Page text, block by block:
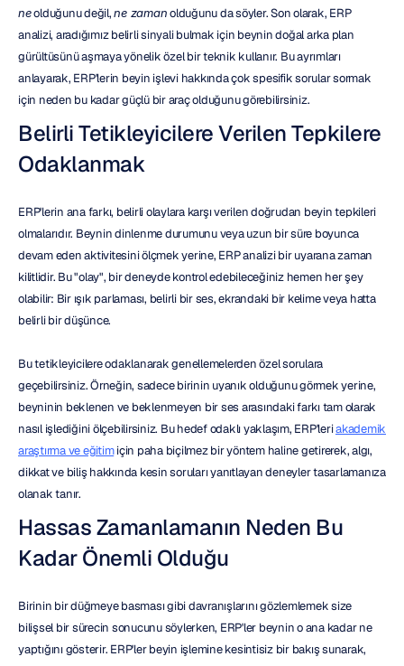
ne olduğunu değil, ne zaman olduğunu da söyler. Son olarak, ERP
analizi, aradığımız belirli sinyali bulmak için beynin doğal arka plan
gürültüsünü aşmaya yönelik özel bir teknik kullanır. Bu ayrımları
anlayarak, ERP'lerin beyin işlevi hakkında çok spesifik sorular sormak
için neden bu kadar güçlü bir araç olduğunu görebilirsiniz.
Belirli Tetikleyicilere Verilen Tepkilere
Odaklanmak
ERP'lerin ana farkı, belirli olaylara karşı verilen doğrudan beyin tepkileri
olmalarıdır. Beynin dinlenme durumunu veya uzun bir süre boyunca
devam eden aktivitesini ölçmek yerine, ERP analizi bir uyarana zaman
kilitlidir. Bu "olay", bir deneyde kontrol edebileceğiniz hemen her şey
olabilir: Bir ışık parlaması, belirli bir ses, ekrandaki bir kelime veya hatta
belirli bir düşünce.
Bu tetikleyicilere odaklanarak genellemelerden özel sorulara
geçebilirsiniz. Örneğin, sadece birinin uyanık olduğunu görmek yerine,
beyninin beklenen ve beklenmeyen bir ses arasındaki farkı tam olarak
nasıl işlediğini ölçebilirsiniz. Bu hedef odaklı yaklaşım, ERP'leri akademik
araştırma ve eğitim için paha biçilmez bir yöntem haline getirerek, algı,
dikkat ve biliş hakkında kesin soruları yanıtlayan deneyler tasarlamanıza
olanak tanır.
Hassas Zamanlamanın Neden Bu
Kadar Önemli Olduğu
Birinin bir düğmeye basması gibi davranışlarını gözlemlemek size
bilişsel bir sürecin sonucunu söylerken, ERP'ler beynin o ana kadar ne
yaptığını gösterir. ERP'ler beyin işlemine kesintisiz bir bakış sunarak,